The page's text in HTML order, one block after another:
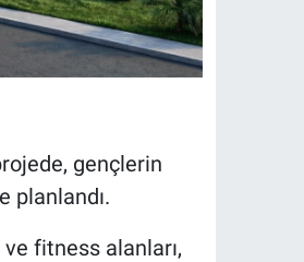
gençlerin
planlandı.
fitness alanları,